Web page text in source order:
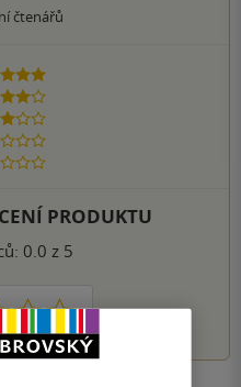
čtenářů
5 hvězdiček
4 hvězdičky
PRODUKTU
0.0 z 5